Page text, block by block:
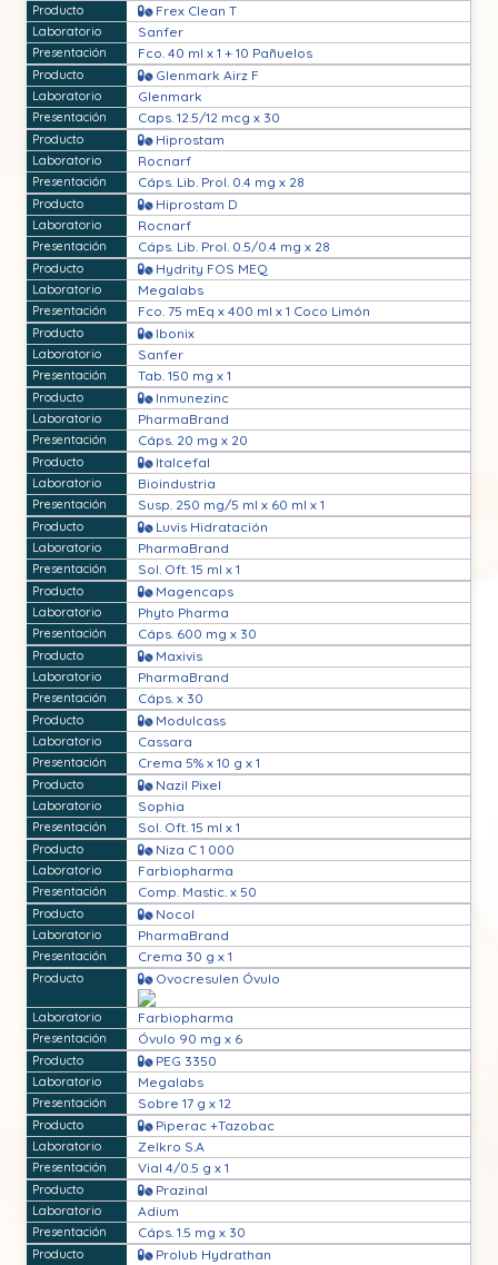
Frex Clean T
Sanfer
Fco. 40 ml x 1 + 10 Pañuelos
Glenmark Airz F
Glenmark
Caps. 12.5/12 mcg x 30
Hiprostam
Rocnarf
Cáps. Lib. Prol. 0.4 mg x 28
Hiprostam D
Rocnarf
Cáps. Lib. Prol. 0.5/0.4 mg x 28
Hydrity FOS MEQ
Megalabs
Fco. 75 mEq x 400 ml x 1 Coco Limón
Ibonix
Sanfer
Tab. 150 mg x 1
Inmunezinc
PharmaBrand
Cáps. 20 mg x 20
Italcefal
Bioindustria
Susp. 250 mg/5 ml x 60 ml x 1
Luvis Hidratación
PharmaBrand
Sol. Oft. 15 ml x 1
Magencaps
Phyto Pharma
Cáps. 600 mg x 30
Maxivis
PharmaBrand
Cáps. x 30
Modulcass
Cassara
Crema 5% x 10 g x 1
Nazil Pixel
Sophia
Sol. Oft. 15 ml x 1
Niza C 1 000
Farbiopharma
Comp. Mastic. x 50
Nocol
PharmaBrand
Crema 30 g x 1
Ovocresulen Óvulo
Farbiopharma
Óvulo 90 mg x 6
PEG 3350
Megalabs
Sobre 17 g x 12
Piperac +Tazobac
Zelkro S.A
Vial 4/0.5 g x 1
Prazinal
Adium
Cáps. 1.5 mg x 30
Prolub Hydrathan